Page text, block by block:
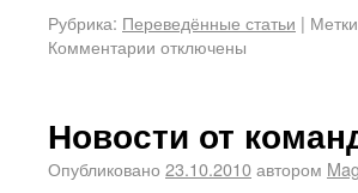
Рубрика: Переведённые статьи |
Комментарии отключены
Новости от
Опубликовано 23.10.2010автором